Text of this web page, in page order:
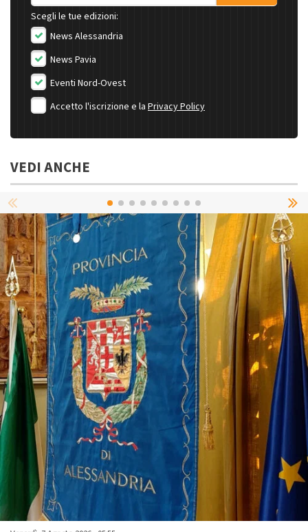
Scegli le tue edizioni:
News Alessandria
News Pavia
Eventi Nord-Ovest
Accetto l'iscrizione e la Privacy Policy
VEDI ANCHE